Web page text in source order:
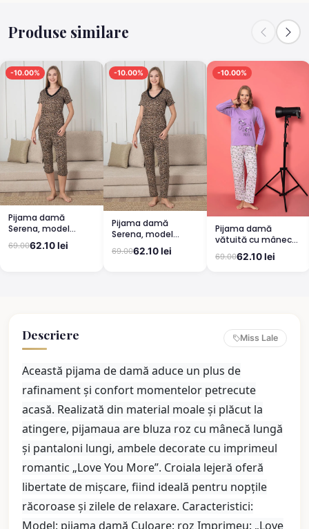
Produse similare
-10.00%
Pijama damă
Serena, model
leopard, mânecă
scurtă, pantaloni
69.0062.10 lei
-10.00%
Pijama damă
Serena, model
leopard, mânecă
scurtă, pantaloni
69.0062.10 lei
-10.00%
Pijama damă
vătuită cu mânecă
lungă și pantaloni
lungi din bumbac,
69.0062.10 lei
Descriere Miss Lale
Această pijama de damă aduce un plus de
rafinament și confort momentelor petrecute
acasă. Realizată din material moale și plăcut la
atingere, pijamaua are bluza roz cu mânecă lungă
și pantaloni lungi, ambele decorate cu imprimeul
romantic „Love You More”. Croiala lejeră oferă
libertate de mișcare, fiind ideală pentru nopțile
răcoroase și zilele de relaxare. Caracteristici:
Model: pijama damă Culoare: roz Imprimeu: „Love